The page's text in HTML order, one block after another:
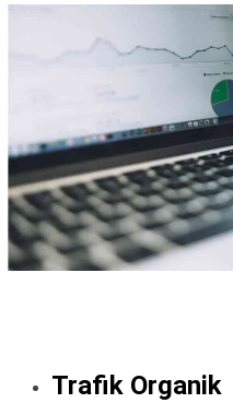
Trafik Organik